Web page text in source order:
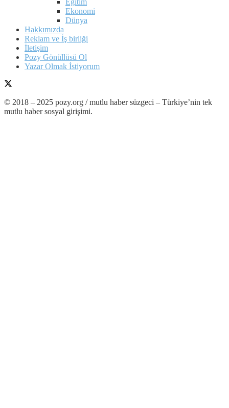
Ekonomi
Dünya
Hakkımızda
Reklam ve İş birliği
İletişim
Pozy Gönüllüsü Ol
Yazar Olmak İstiyorum
© 2018 – 2025 pozy.org / mutlu haber süzgeci – Türkiye’nin tek
mutlu haber sosyal girişimi.